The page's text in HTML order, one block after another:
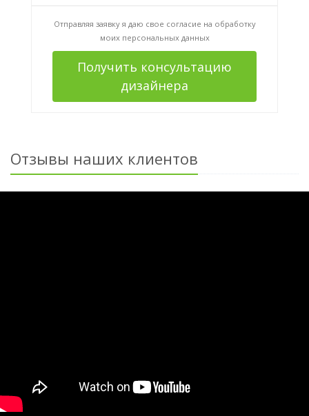
Отправляя заявку я даю свое согласие на обработку
моих персональных данных
Получить консультацию
дизайнера
Отзывы наших клиентов